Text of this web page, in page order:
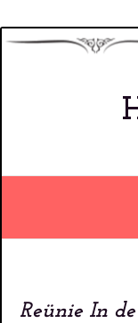
Overslaan
Reünie In